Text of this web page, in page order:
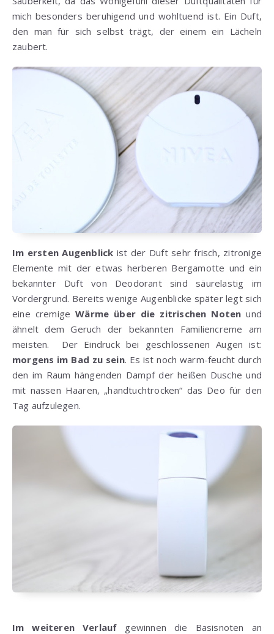
mich besonders beruhigend und wohltuend ist. Ein Duft,
den man für sich selbst trägt, der einem ein Lächeln
zaubert.
Im ersten Augenblick ist der Duft sehr frisch, zitronige
Elemente mit der etwas herberen Bergamotte und ein
bekannter Duft von Deodorant sind säurelastig im
Vordergrund. Bereits wenige Augenblicke später legt sich
eine cremigeWärme über die zitrischen Noten und
ähnelt dem Geruch der bekannten Familiencreme am
meisten. Der Eindruck bei geschlossenen Augen ist:
morgens im Bad zu sein. Es ist noch warm-feucht durch
den im Raum hängenden Dampf der heißen Dusche und
mit nassen Haaren, „handtuchtrocken“ das Deo für den
Tag aufzulegen.
Im weiteren Verlauf gewinnen die Basisnoten an